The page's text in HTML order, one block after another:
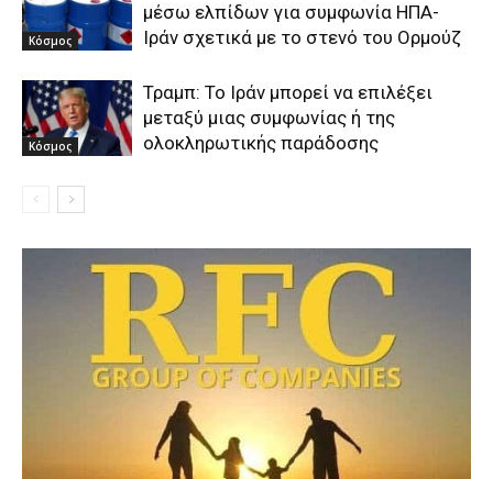
Κόσμος
μέσω ελπίδων για συμφωνία ΗΠΑ-
Ιράν σχετικά με το στενό του Ορμούζ
Κόσμος
Τραμπ: Το Ιράν μπορεί να επιλέξει
μεταξύ μιας συμφωνίας ή της
ολοκληρωτικής παράδοσης